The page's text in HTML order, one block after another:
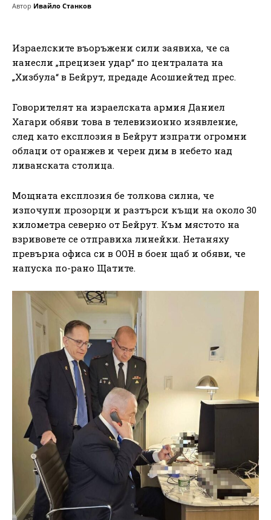
Автор Ивайло Станков
Израелските въоръжени сили заявиха, че са
нанесли „прецизен удар“ по централата на
„Хизбула“ в Бейрут, предаде Асошиейтед прес.
Говорителят на израелската армия Даниел
Хагари обяви това в телевизионно изявление,
след като експлозия в Бейрут изпрати огромни
облаци от оранжев и черен дим в небето над
ливанската столица.
Мощната експлозия бе толкова силна, че
изпочупи прозорци и разтърси къщи на около 30
километра северно от Бейрут. Към мястото на
взривовете се отправиха линейки. Нетаняху
превърна офиса си в ООН в боен щаб и обяви, че
напуска по-рано Щатите.